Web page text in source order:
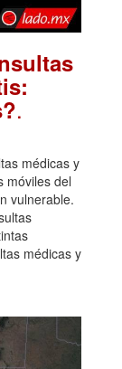
.
médicas y
móviles del
vulnerable.
médicas y